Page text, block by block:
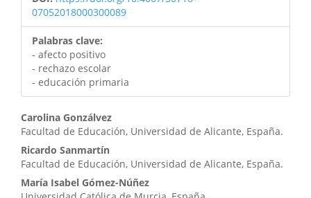
07052018000300089
Palabras clave:
- afecto positivo
- rechazo escolar
- educación primaria
Contenido
principal
del
artículo
Carolina Gonzálvez
Facultad de Educación, Universidad de Alicante, España.
Ricardo Sanmartín
Facultad de Educación, Universidad de Alicante, España.
María Isabel Gómez-Núñez